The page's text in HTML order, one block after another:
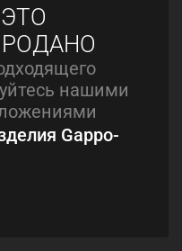
нашими
Gappo-